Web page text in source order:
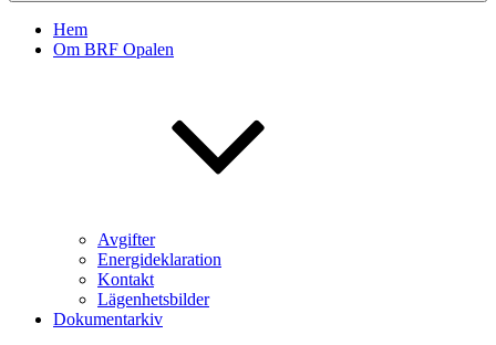
Hem
Om BRF Opalen
Avgifter
Energideklaration
Kontakt
Lägenhetsbilder
Dokumentarkiv